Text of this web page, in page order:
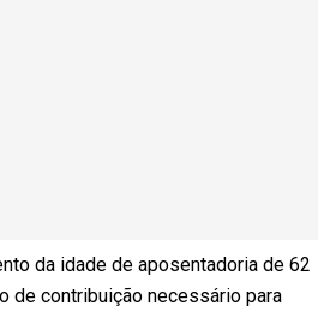
da idade de aposentadoria de 62
de contribuição necessário para